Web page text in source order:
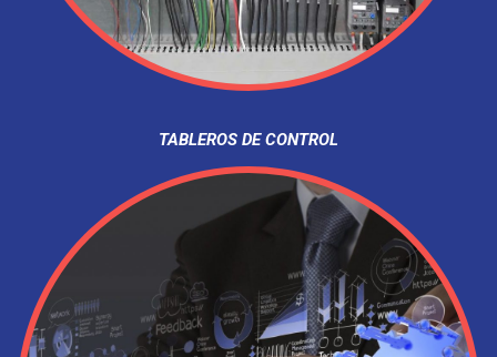
TABLEROS DE CONTROL